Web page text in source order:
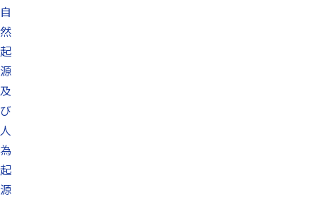
自
然
起
源
及
び
人
為
起
源